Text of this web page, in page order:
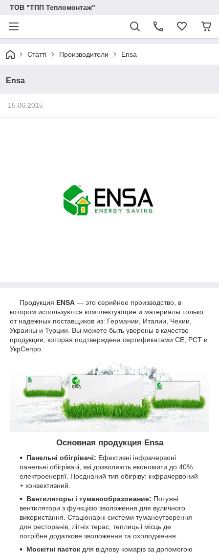
ТОВ "ТПП Тепломонтаж"
Статті Производители Ensa
Ensa
15.06.2015
Продукция ENSA ― это серийное производство, в
котором используются комплектующие и материалы только
от надежных поставщиков из: Германии, Италии, Чехии,
Украины и Турции. Вы можете быть уверены в качестве
продукции, которая подтверждена сертификатами СЕ, РСТ и
УкрСепро.
Основная продукция Ensa
Панельні обігрівачі: Ефективні інфрачервоні
панельні обігрівачі, які дозволяють економити до 40%
електроенергії. Поєднаний тип обігріву: інфрачервоний
+ конвективний.
Вантиляторы і туманообразование: Потужні
вентилятори з функцією зволоження для вуличного
використання. Стаціонарні системи туманоутворення
для ресторанів, літніх терас, теплиць і місць де
потрібне додаткове зволоження та охолодження.
Москітні пасток для відлову комарів за допомогою